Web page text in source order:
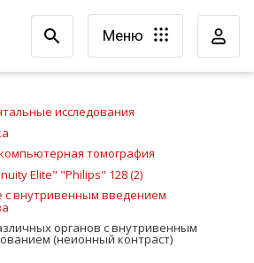
Меню
исследования
томография
Elite" "Philips" 128 (2)
с внутривенным введением
органов с внутривенным
(неионный контраст)